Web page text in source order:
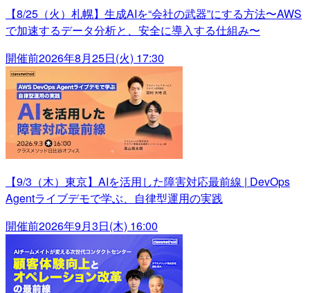
【8/25（火）札幌】生成AIを“会社の武器”にする方法〜AWS
で加速するデータ分析と、安全に導入する仕組み〜
開催前2026年8月25日(火) 17:30
【9/3（木）東京】AIを活用した障害対応最前線 | DevOps
Agentライブデモで学ぶ、自律型運用の実践
開催前2026年9月3日(木) 16:00